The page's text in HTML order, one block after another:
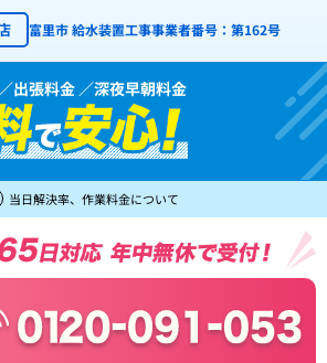
富里市 給水装置工事事業者番号：第162号
出張料金 ／深夜早朝料金
当日解決率、作業料金について